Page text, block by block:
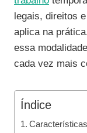
legais, direitos
aplica na
essa
cada vez mais
Índice